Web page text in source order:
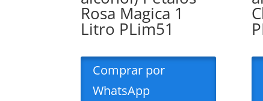
Rosa Magica 1
Litro PLim51
Comprar por
WhatsApp